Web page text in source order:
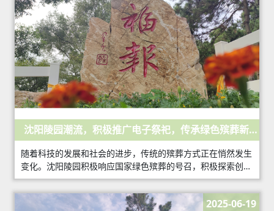
沈阳陵园潮流，积极推广电子祭祀，传承绿色殡葬新风
尚
随着科技的发展和社会的进步，传统的殡葬方式正在悄然发生
变化。沈阳陵园积极响应国家绿色殡葬的号召，积极探索创
新，大力推广电子祭祀，为逝者家属提供更加便捷、环保的祭
祀方式。
2025-06-19